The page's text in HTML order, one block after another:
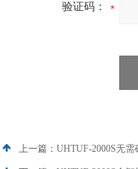
验证码：
上一篇： UHTUF-2000S无